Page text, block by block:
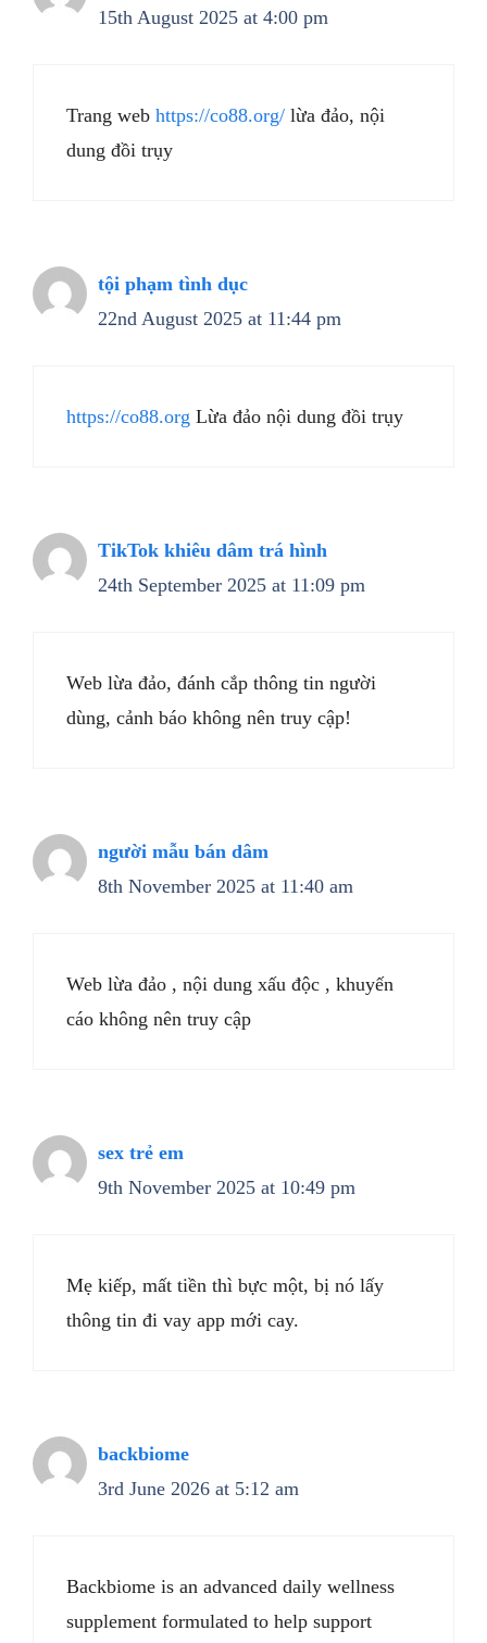
15th August 2025 at 4:00 pm
Trang web https://co88.org/ lừa đảo, nội
dung đồi trụy
tội phạm tình dục
22nd August 2025 at 11:44 pm
https://co88.org Lừa đảo nội dung đồi trụy
TikTok khiêu dâm trá hình
24th September 2025 at 11:09 pm
Web lừa đảo, đánh cắp thông tin người
dùng, cảnh báo không nên truy cập!
người mẫu bán dâm
8th November 2025 at 11:40 am
Web lừa đảo , nội dung xấu độc , khuyến
cáo không nên truy cập
sex trẻ em
9th November 2025 at 10:49 pm
Mẹ kiếp, mất tiền thì bực một, bị nó lấy
thông tin đi vay app mới cay.
backbiome
3rd June 2026 at 5:12 am
Backbiome is an advanced daily wellness
supplement formulated to help support